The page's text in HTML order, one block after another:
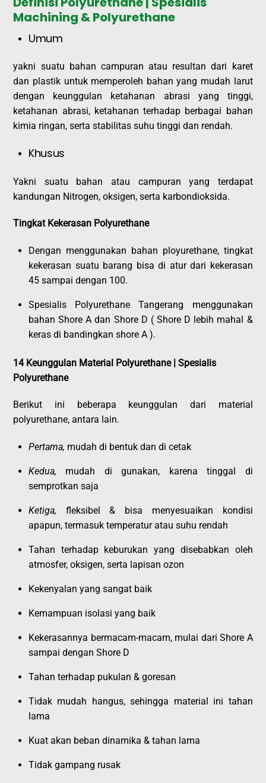
Machining & Polyurethane
Umum
yakni suatu bahan campuran atau resultan dari karet
dan plastik untuk memperoleh bahan yang mudah larut
dengan keunggulan ketahanan abrasi yang tinggi,
ketahanan abrasi, ketahanan terhadap berbagai bahan
kimia ringan, serta stabilitas suhu tinggi dan rendah.
Khusus
Yakni suatu bahan atau campuran yang terdapat
kandungan Nitrogen, oksigen, serta karbondioksida.
Tingkat Kekerasan Polyurethane
Dengan menggunakan bahan ployurethane, tingkat
kekerasan suatu barang bisa di atur dari kekerasan
45 sampai dengan 100.
Spesialis Polyurethane Tangerang menggunakan
bahan Shore A dan Shore D ( Shore D lebih mahal &
keras di bandingkan shore A ).
14 Keunggulan Material Polyurethane | Spesialis
Polyurethane
Berikut ini beberapa keunggulan dari material
polyurethane, antara lain.
Pertama, mudah di bentuk dan di cetak
Kedua, mudah di gunakan, karena tinggal di
semprotkan saja
Ketiga, fleksibel & bisa menyesuaikan kondisi
apapun, termasuk temperatur atau suhu rendah
Tahan terhadap keburukan yang disebabkan oleh
atmosfer, oksigen, serta lapisan ozon
Kekenyalan yang sangat baik
Kemampuan isolasi yang baik
Kekerasannya bermacam-macam, mulai dari Shore A
sampai dengan Shore D
Tahan terhadap pukulan & goresan
Tidak mudah hangus, sehingga material ini tahan
lama
Kuat akan beban dinamika & tahan lama
Tidak gampang rusak